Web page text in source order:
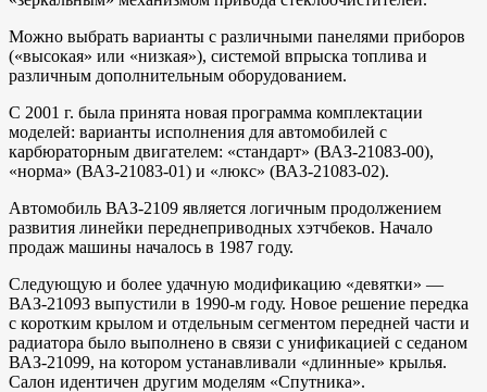
Можно выбрать варианты с различными панелями приборов
(«высокая» или «низкая»), системой впрыска топлива и
различным дополнительным оборудованием.
С 2001 г. была принята новая программа комплектации
моделей: варианты исполнения для автомобилей с
карбюраторным двигателем: «стандарт» (ВАЗ-21083-00),
«норма» (ВАЗ-21083-01) и «люкс» (ВАЗ-21083-02).
Автомобиль ВАЗ-2109 является логичным продолжением
развития линейки переднеприводных хэтчбеков. Начало
продаж машины началось в 1987 году.
Следующую и более удачную модификацию «девятки» —
ВАЗ-21093 выпустили в 1990-м году. Новое решение передка
с коротким крылом и отдельным сегментом передней части и
радиатора было выполнено в связи с унификацией с седаном
ВАЗ-21099, на котором устанавливали «длинные» крылья.
Салон идентичен другим моделям «Спутника».